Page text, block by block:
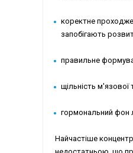
коректне
запобігають
правильне
щільність м'язової
гормональний фон
Найчастіше